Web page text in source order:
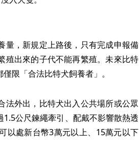
量，新規定上路後，只有完成申報備
殖出來的子代不能再繁殖。未來比特
限「合法比特犬飼養者」。
法外出，比特犬出入公共場所或公眾
公尺鍊繩牽引、配戴不影響散熱透
以處新台幣3萬元以上、15萬元以下